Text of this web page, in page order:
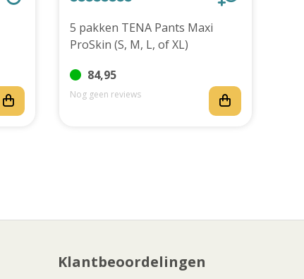
5 pakken TENA Pants Maxi
ProSkin (S, M, L, of XL)
84,95
Nog geen reviews
Klantbeoordelingen